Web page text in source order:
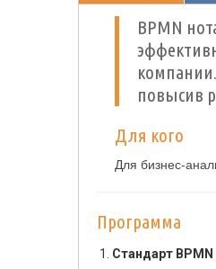
BPMN
повысив
Для кого
Для бизнес-
Программа
Стандарт